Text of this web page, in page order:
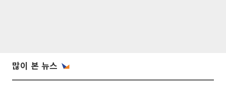
많이 본 뉴스